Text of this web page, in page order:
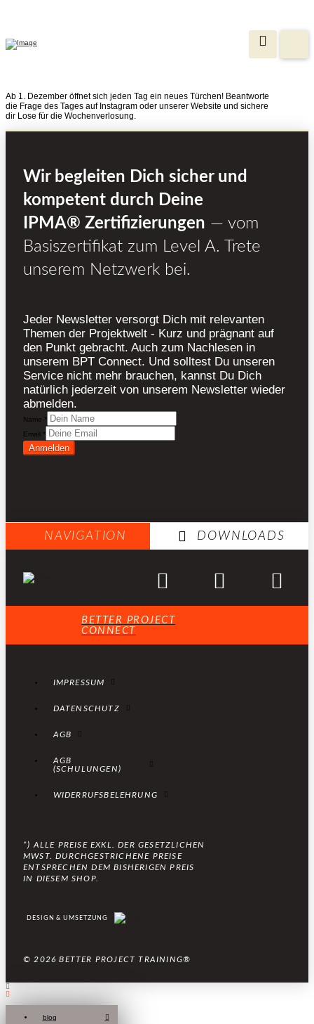
Ab 1. Dezember öffnet sich jeden Tag ein neues Türchen! Beantworte
die Frage des Tages auf Instagram oder unserer Website und sichere
dir Lose für die Wochenverlosung.
Wir begleiten Dich sicher und
kompetent durch Deine
IPMA® Zertifizierungen — vom
Basiszertifikat zum Level A. Trete
unserem Netzwerk bei.
Jeder Newsletter versorgt Dich mit relevanten
Themen der Projektwelt - Kurz und prägnant auf
den Punkt gebracht. Auch zum Nachlesen in
unserem BPT Connect. Und solltest Du unseren
Service nicht mehr brauchen, kannst Du Dich
natürlich jederzeit von unserem Newsletter wieder
abmelden.
Name *
Email *
Anmelden
NAVIGATION DOWNLOADS
BETTER PROJECT
CONNECT
IMPRESSUM
DATENSCHUTZ
AGB
AGB
(SCHULUNGEN)
WIDERRUFSBELEHRUNG
*) ALLE PREISE EXKL. DER GESETZLICHEN
MWST. DURCHGESTRICHENE PREISE
ENTSPRECHEN DEM BISHERIGEN PREIS
IN DIESEM SHOP.
DESIGN & UMSETZUNG
© 2026 BETTER PROJECT TRAINING®
blog